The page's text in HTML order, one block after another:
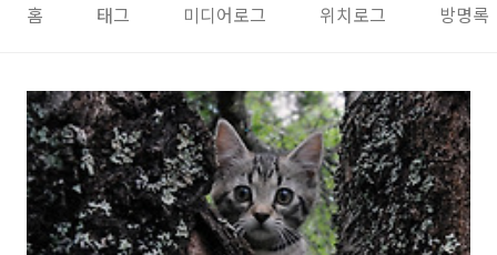
홈 태그 미디어로그 위치로그 방명록